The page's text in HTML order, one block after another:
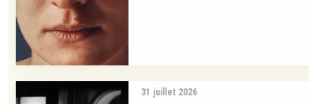
31 juillet 2026